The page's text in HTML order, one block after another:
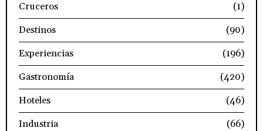
Cruceros
(1)
Destinos
(90)
Experiencias
(196)
Gastronomía
(420)
Hoteles
(46)
Industria
(66)